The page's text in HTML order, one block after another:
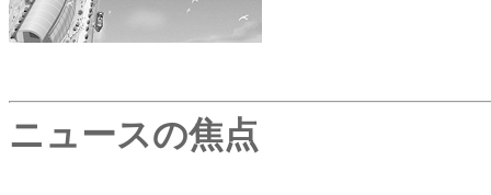
ニュースの焦点